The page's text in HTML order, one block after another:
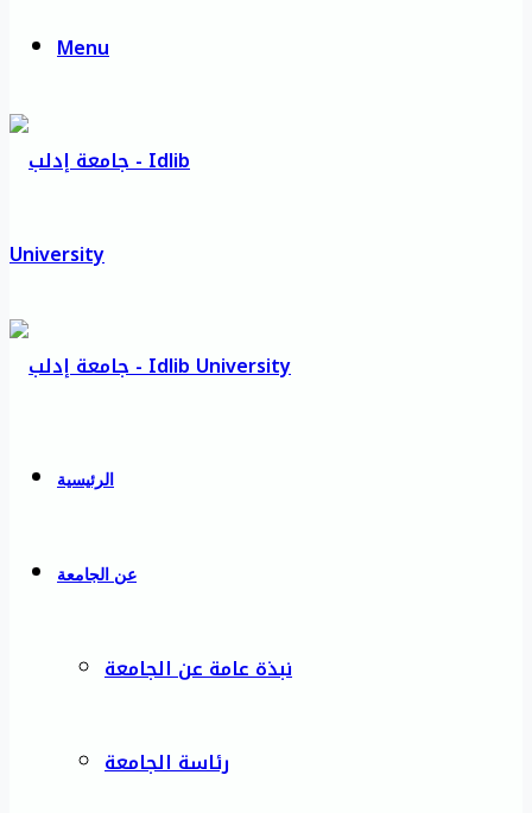
Menu
الرئيسية
عن الجامعة
نبذة عامة عن الجامعة
رئاسة الجامعة